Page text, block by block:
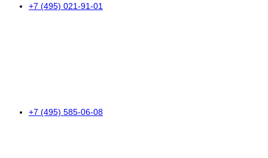
+7 (495) 021-91-01
+7 (495) 585-06-08